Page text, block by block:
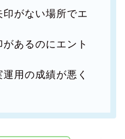
がない場所でエ
あるのにエント
用の成績が悪く